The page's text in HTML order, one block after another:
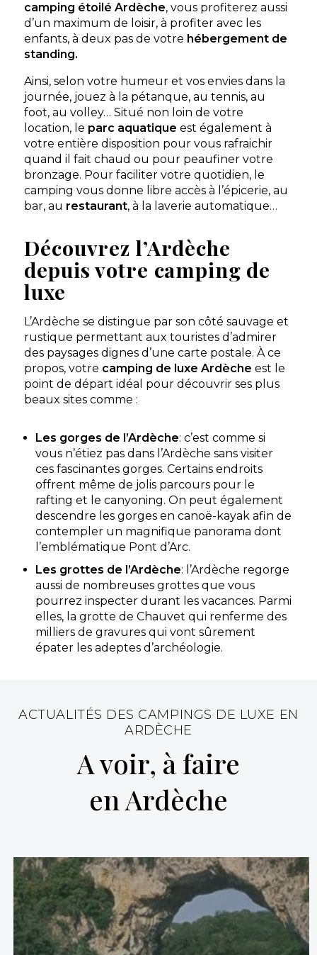
camping étoilé Ardèche, vous profiterez aussi
d’un maximum de loisir, à profiter avec les
enfants, à deux pas de votre hébergement de
standing.
Ainsi, selon votre humeur et vos envies dans la
journée, jouez à la pétanque, au tennis, au
foot, au volley… Situé non loin de votre
location, le parc aquatique est également à
votre entière disposition pour vous rafraichir
quand il fait chaud ou pour peaufiner votre
bronzage. Pour faciliter votre quotidien, le
camping vous donne libre accès à l’épicerie, au
bar, au restaurant, à la laverie automatique…
Découvrez l’Ardèche
depuis votre camping de
luxe
L’Ardèche se distingue par son côté sauvage et
rustique permettant aux touristes d’admirer
des paysages dignes d’une carte postale. À ce
propos, votre camping de luxe Ardèche est le
point de départ idéal pour découvrir ses plus
beaux sites comme :
Les gorges de l’Ardèche: c’est comme si
vous n’étiez pas dans l’Ardèche sans visiter
ces fascinantes gorges. Certains endroits
offrent même de jolis parcours pour le
rafting et le canyoning. On peut également
descendre les gorges en canoë-kayak afin de
contempler un magnifique panorama dont
l’emblématique Pont d’Arc.
Les grottes de l’Ardèche: l’Ardèche regorge
aussi de nombreuses grottes que vous
pourrez inspecter durant les vacances. Parmi
elles, la grotte de Chauvet qui renferme des
milliers de gravures qui vont sûrement
épater les adeptes d’archéologie.
Voir le site
★ 4.1/5 (697 avis)
Aucune information tarifaire disponible
Découvrir
Camping du Pont
Le CAMPING DU PONT **** se situe au sud de
l’Ardèche à proximité du Pont d’Arc et des Gorges
Voir le site
★ 4.5/5 (597 avis)
Aucune information tarifaire disponible
Découvrir
C’est à 2 pas du centre du fameux village de Ruoms
et à 700 m seulement des rives de l’Ardèche qu’est
situé notre camping : commerces tra...
Ruoms, Ardèche , Auvergne-Rhône-Alpes
Voir le site
Découvrir
Camping La Plage Fleurie
Vallon-Pont-d'Arc, Ardèche , Auvergne-Rhône-Alpes
★ 5.0/5 (13 avis)
Découvrir
ACTUALITÉS DES CAMPINGS DE LUXE EN
ARDÈCHE
A voir, à faire
en Ardèche